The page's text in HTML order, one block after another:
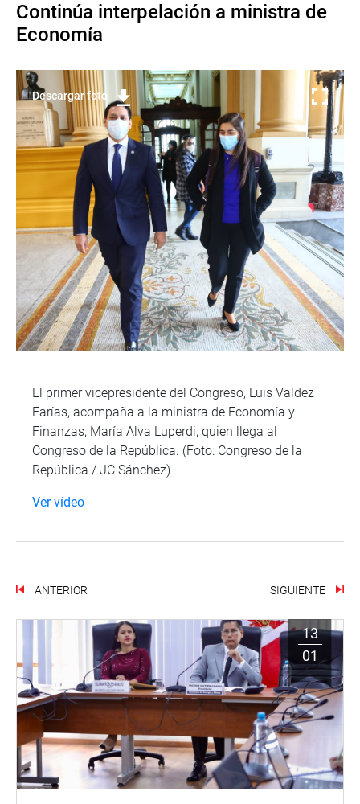
Continúa interpelación a ministra de
Economía
Descargar foto
El primer vicepresidente del Congreso, Luis Valdez
Farías, acompaña a la ministra de Economía y
Finanzas, María Alva Luperdi, quien llega al
Congreso de la República. (Foto: Congreso de la
República / JC Sánchez)
Ver vídeo
ANTERIOR SIGUIENTE
13
01